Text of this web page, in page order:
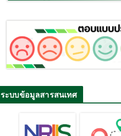
ระบบข้อมูลสารสนเทศ